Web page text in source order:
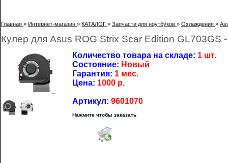
Главная » Интернет-магазин » КАТАЛОГ » Запчасти для ноутбуков » Охлаждения »
Кулер для Asus ROG Strix Scar Edition GL703GS
Количество товара на складе: 1 шт.
Состояние: Новый
Гарантия: 1 мес.
Цена: 1000 р.
Артикул: 9601070
Нажмите чтобы заказать